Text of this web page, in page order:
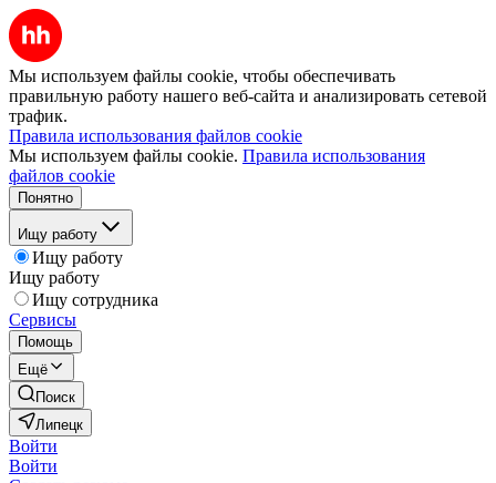
Мы используем файлы cookie, чтобы обеспечивать
правильную работу нашего веб-сайта и анализировать сетевой
трафик.
Правила использования файлов cookie
Мы используем файлы cookie. Правила использования
файлов cookie
Понятно
Ищу работу
Ищу работу
Ищу работу
Ищу сотрудника
Сервисы
Помощь
Ещё
Поиск
Липецк
Войти
Войти